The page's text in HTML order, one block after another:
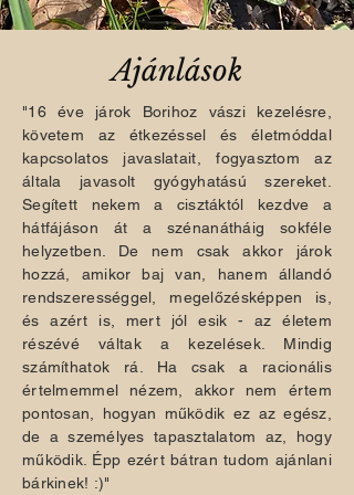
Ajánlások
"16 éve járok Borihoz vászi kezelésre,
követem az étkezéssel és életmóddal
kapcsolatos javaslatait, fogyasztom az
általa javasolt gyógyhatású szereket.
Segített nekem a cisztáktól kezdve a
hátfájáson át a szénanátháig sokféle
helyzetben. De nem csak akkor járok
hozzá, amikor baj van, hanem állandó
rendszerességgel, megelőzésképpen is,
és azért is, mert jól esik - az életem
részévé váltak a kezelések. Mindig
számíthatok rá. Ha csak a racionális
értelmemmel nézem, akkor nem értem
pontosan, hogyan működik ez az egész,
de a személyes tapasztalatom az, hogy
működik. Épp ezért bátran tudom ajánlani
bárkinek! :)"